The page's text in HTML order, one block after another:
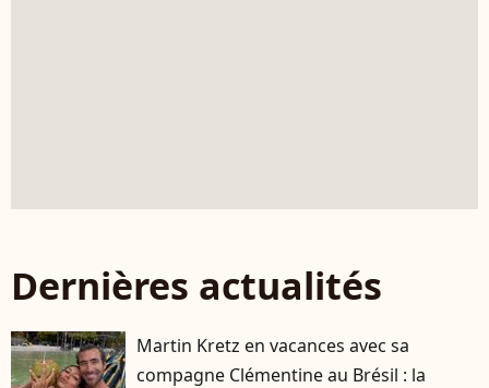
Dernières actualités
Martin Kretz en vacances avec sa
compagne Clémentine au Brésil : la